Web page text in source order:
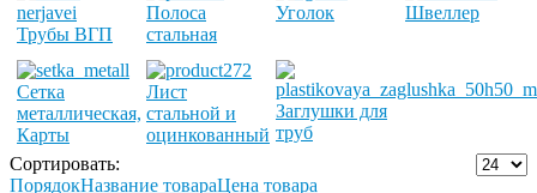
Трубы ВГП
Полоса
стальная
Уголок Швеллер
Сетка
металлическая,
Карты
Лист
стальной и
оцинкованный
Заглушки для
труб
Сортировать:
ПорядокНазвание товараЦена товара